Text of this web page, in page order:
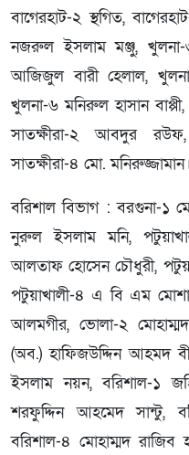
বাগেরহাট-২ স্থগিত,
নজরুল ইসলাম মঞ্জু,
আজিজুল বারী হেলাল,
খুলনা-৬ মনিরুল হাসান
সাতক্ষীরা-২ আবদুর রউফ,
সাতক্ষীরা-৪ মো. মনিরুজ্জামান।
বরিশাল বিভাগ : বরগুনা-১
নুরুল ইসলাম মনি,
আলতাফ হোসেন চৌধুরী,
পটুয়াখালী-৪ এ বি এম
আলমগীর, ভোলা-২
(অব.) হাফিজউদ্দিন আহমদ
ইসলাম নয়ন, বরিশাল-১
শরফুদ্দিন আহমেদ সান্টু,
বরিশাল-৪ মোহাম্মদ রাজিব